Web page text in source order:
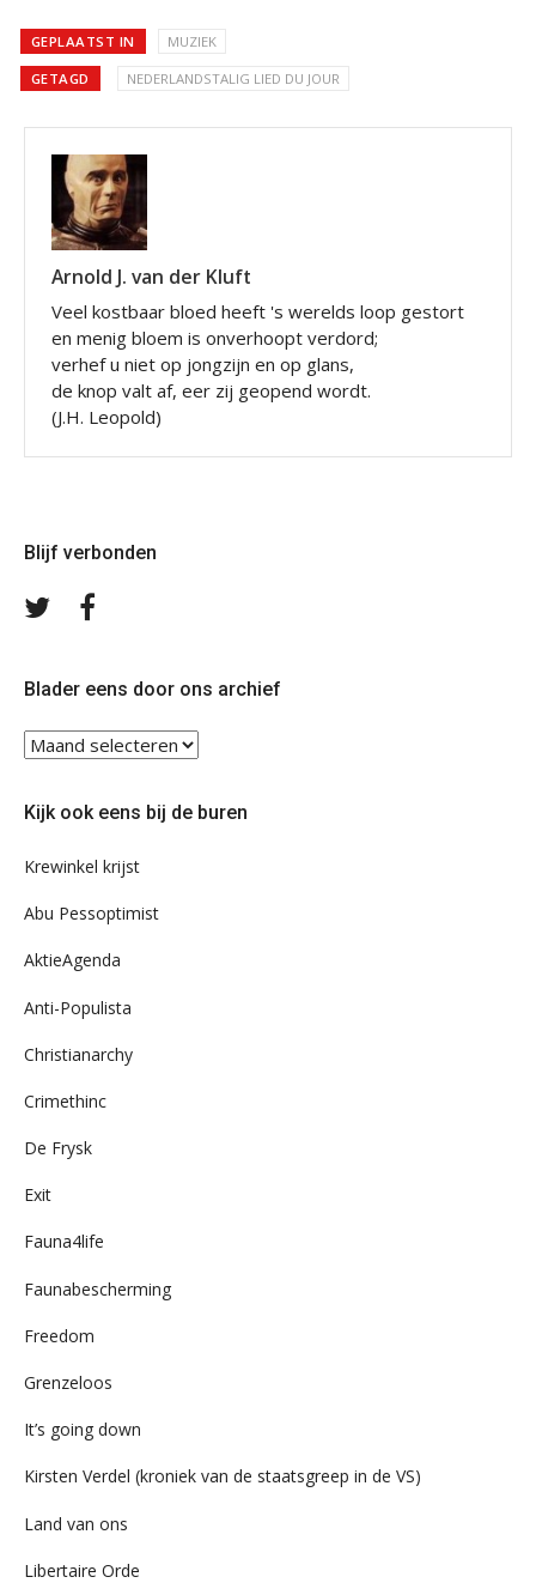
GEPLAATST IN MUZIEK
GETAGD NEDERLANDSTALIG LIED DU JOUR
Arnold J. van der Kluft
Veel kostbaar bloed heeft 's werelds loop gestort
en menig bloem is onverhoopt verdord;
verhef u niet op jongzijn en op glans,
de knop valt af, eer zij geopend wordt.
(J.H. Leopold)
Blijf verbonden
Volg
Blader eens door ons archief
Blader
eens
ons
Kijk ook eens bij de buren
Krewinkel krijst
Abu Pessoptimist
AktieAgenda
Anti-Populista
Christianarchy
Crimethinc
De Frysk
Exit
Fauna4life
Faunabescherming
Freedom
Grenzeloos
It’s going down
Kirsten Verdel (kroniek van de staatsgreep in de VS)
Land van ons
Libertaire Orde